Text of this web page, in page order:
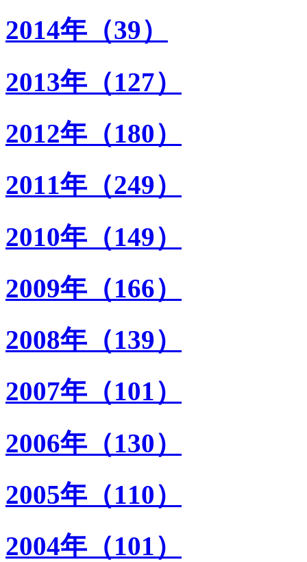
2014年（39）
2013年（127）
2012年（180）
2011年（249）
2010年（149）
2009年（166）
2008年（139）
2007年（101）
2006年（130）
2005年（110）
2004年（101）